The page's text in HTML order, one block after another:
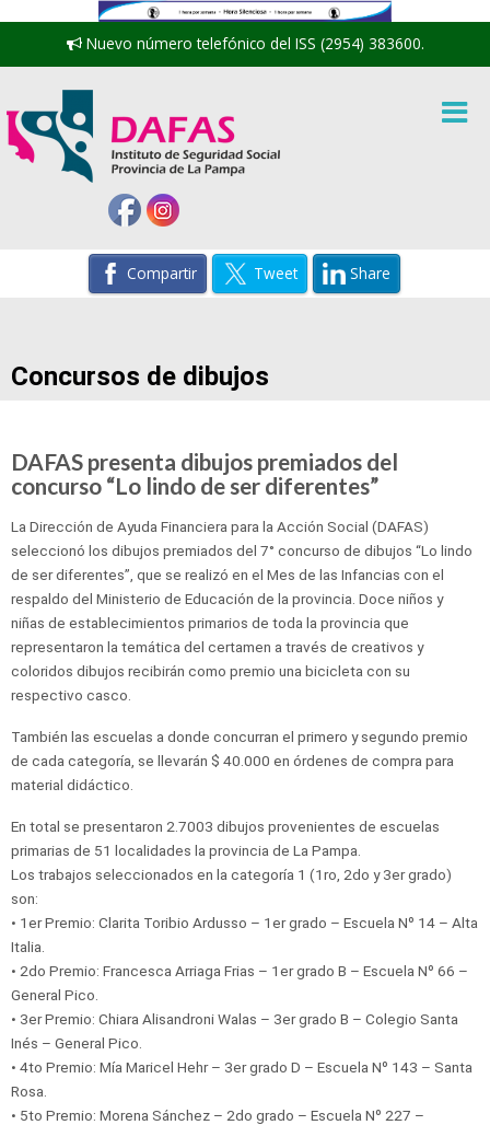
Nuevo número telefónico del ISS (2954) 383600.
Compartir Tweet Share
Concursos de dibujos
DAFAS presenta dibujos premiados del
concurso “Lo lindo de ser diferentes”
La Dirección de Ayuda Financiera para la Acción Social (DAFAS)
seleccionó los dibujos premiados del 7° concurso de dibujos “Lo lindo
de ser diferentes”, que se realizó en el Mes de las Infancias con el
respaldo del Ministerio de Educación de la provincia. Doce niños y
niñas de establecimientos primarios de toda la provincia que
representaron la temática del certamen a través de creativos y
coloridos dibujos recibirán como premio una bicicleta con su
respectivo casco.
También las escuelas a donde concurran el primero y segundo premio
de cada categoría, se llevarán $ 40.000 en órdenes de compra para
material didáctico.
En total se presentaron 2.7003 dibujos provenientes de escuelas
primarias de 51 localidades la provincia de La Pampa.
Los trabajos seleccionados en la categoría 1 (1ro, 2do y 3er grado)
son:
• 1er Premio: Clarita Toribio Ardusso – 1er grado – Escuela Nº 14 – Alta
Italia.
• 2do Premio: Francesca Arriaga Frias – 1er grado B – Escuela Nº 66 –
General Pico.
• 3er Premio: Chiara Alisandroni Walas – 3er grado B – Colegio Santa
Inés – General Pico.
• 4to Premio: Mía Maricel Hehr – 3er grado D – Escuela Nº 143 – Santa
Rosa.
• 5to Premio: Morena Sánchez – 2do grado – Escuela Nº 227 –